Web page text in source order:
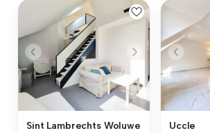
Sint Lambrechts Woluwe Uccle